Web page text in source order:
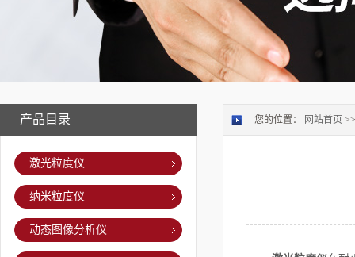
产品目录
激光粒度仪
纳米粒度仪
动态图像分析仪
您的位置： 网站首页